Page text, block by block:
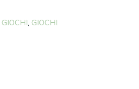
GIOCHI, GIOCHI